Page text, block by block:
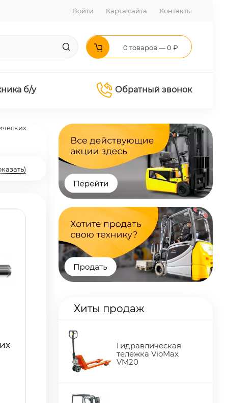
Войти Карта сайта Контакты
0 товаров — 0 ₽
б/у Обратный звонок
Хиты продаж
Гидравлическая
тележка VioMax
VM20